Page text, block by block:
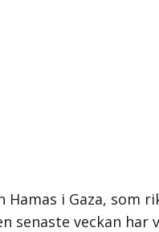
i Gaza,
senaste veckan